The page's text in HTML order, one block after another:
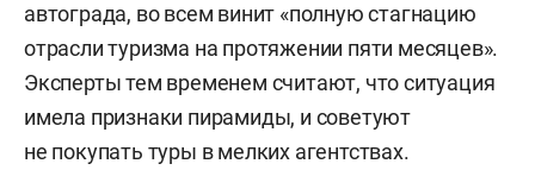
автограда, во всем винит «полную стагнацию
отрасли туризма на протяжении пяти месяцев».
Эксперты тем временем считают, что ситуация
имела признаки пирамиды, и советуют
не покупать туры в мелких агентствах.